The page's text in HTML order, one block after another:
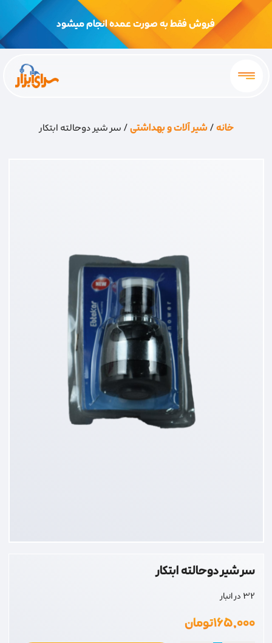
فروش فقط به صورت عمده انجام میشود
خانه/شیر آلات و بهداشتی/ سر شیر دوحالته ابتکار
سر شیر دوحالته ابتکار
32 در انبار
۱۶۵,۰۰۰تومان